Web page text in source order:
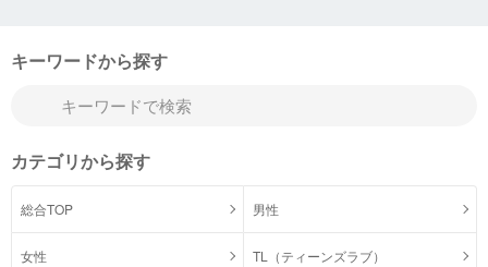
キーワードから探す
カテゴリから探す
総合TOP 男性
女性 TL（ティーンズラブ）